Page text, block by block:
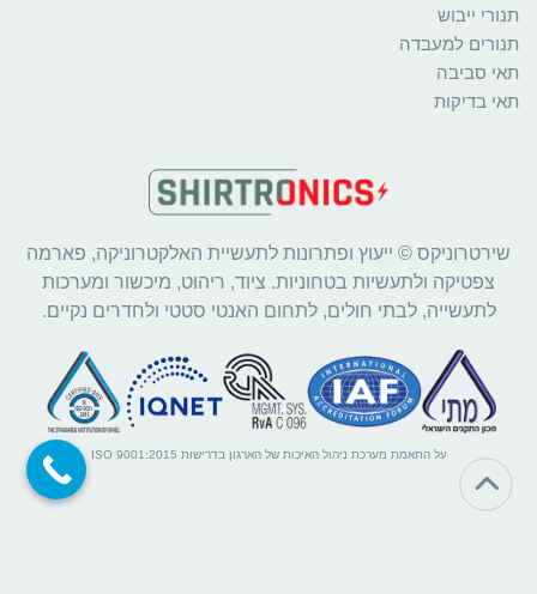
תנורי ייבוש
תנורים למעבדה
תאי סביבה
תאי בדיקות
שירטרוניקס © ייעוץ ופתרונות לתעשיית האלקטרוניקה, פארמה
צפטיקה ולתעשיות בטחוניות. ציוד, ריהוט, מיכשור ומערכות
לתעשייה, לבתי חולים, לתחום האנטי סטטי ולחדרים נקיים.
על התאמת מערכת ניהול האיכות של הארגון בדרישות ISO 9001:2015